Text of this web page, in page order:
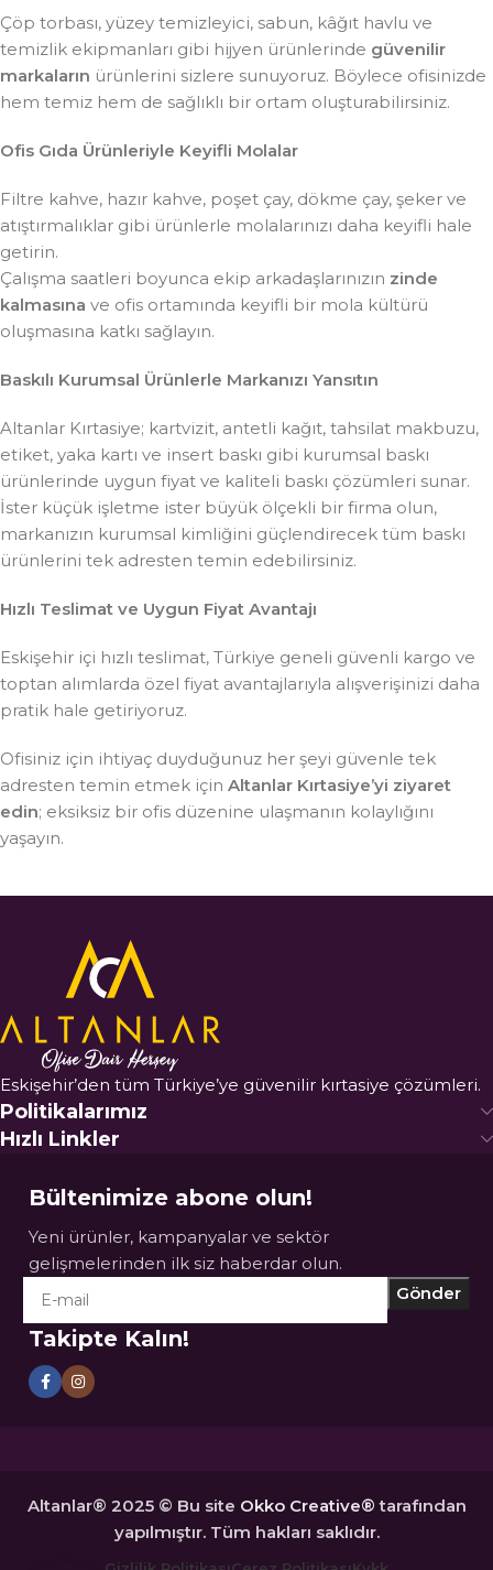
Çöp torbası, yüzey temizleyici, sabun, kâğıt havlu ve
temizlik ekipmanları gibi hijyen ürünlerinde güvenilir
markaların ürünlerini sizlere sunuyoruz. Böylece ofisinizde
hem temiz hem de sağlıklı bir ortam oluşturabilirsiniz.
Ofis Gıda Ürünleriyle Keyifli Molalar
Filtre kahve, hazır kahve, poşet çay, dökme çay, şeker ve
atıştırmalıklar gibi ürünlerle molalarınızı daha keyifli hale
getirin.
Çalışma saatleri boyunca ekip arkadaşlarınızın zinde
kalmasına ve ofis ortamında keyifli bir mola kültürü
oluşmasına katkı sağlayın.
Baskılı Kurumsal Ürünlerle Markanızı Yansıtın
Altanlar Kırtasiye; kartvizit, antetli kağıt, tahsilat makbuzu,
etiket, yaka kartı ve insert baskı gibi kurumsal baskı
ürünlerinde uygun fiyat ve kaliteli baskı çözümleri sunar.
İster küçük işletme ister büyük ölçekli bir firma olun,
markanızın kurumsal kimliğini güçlendirecek tüm baskı
ürünlerini tek adresten temin edebilirsiniz.
Hızlı Teslimat ve Uygun Fiyat Avantajı
Eskişehir içi hızlı teslimat, Türkiye geneli güvenli kargo ve
toptan alımlarda özel fiyat avantajlarıyla alışverişinizi daha
pratik hale getiriyoruz.
Ofisiniz için ihtiyaç duyduğunuz her şeyi güvenle tek
adresten temin etmek için Altanlar Kırtasiye’yi ziyaret
edin; eksiksiz bir ofis düzenine ulaşmanın kolaylığını
yaşayın.
Eskişehir’den tüm Türkiye’ye güvenilir kırtasiye çözümleri.
Politikalarımız
Hızlı Linkler
Bültenimize abone olun!
Yeni ürünler, kampanyalar ve sektör
gelişmelerinden ilk siz haberdar olun.
Takipte Kalın!
Altanlar® 2025 © Bu site Okko Creative® tarafından
yapılmıştır. Tüm hakları saklıdır.